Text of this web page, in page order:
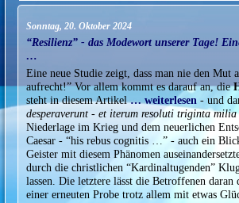
Sonntag, 20. Oktober 2024
“Resilienz” - das Modewort unserer Tage!
…
Eine neue Studie zeigt, dass man nie den
aufrecht!” Vor allem kommt es darauf an, die
steht in diesem Artikel… weiterlesen - und
desperaverunt - et iterum resoluti triginta
Niederlage im Krieg und dem neuerlichen
Caesar - “his rebus cognitis …” - auch ein
Geister mit diesem Phänomen
durch die christlichen “Kardinaltugenden”
lassen. Die letztere lässt die Betroffenen
einer erneuten Probe trotz allem mit etwas